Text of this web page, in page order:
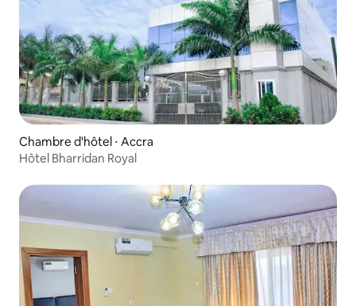
Chambre d'hôtel ⋅ Accra
Hôtel Bharridan Royal